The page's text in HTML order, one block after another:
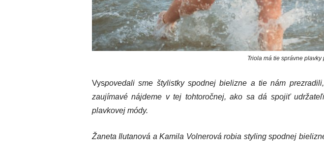
Triola má tie správne plavky
Vyspovedali sme štylistky spodnej bielizne a tie nám
zaujímavé nájdeme v tej tohtoročnej, ako sa dá spojiť
plavkovej módy.
Žaneta Ilutanová a Kamila Volnerová robia styling spodnej